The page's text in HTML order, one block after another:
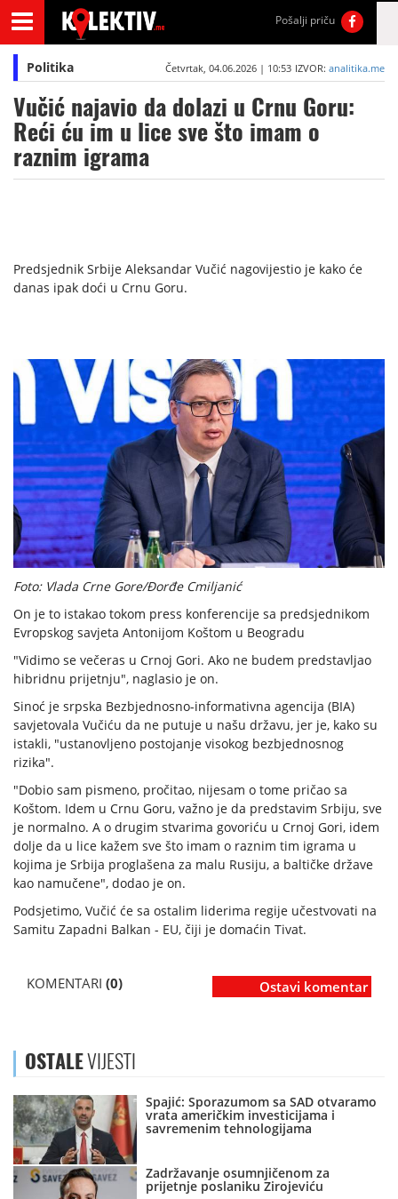
Pošalji priču
Politika Četvrtak, 04.06.2026 | 10:53 IZVOR: analitika.me
Vučić najavio da dolazi u Crnu Goru:
Reći ću im u lice sve što imam o
raznim igrama
Predsjednik Srbije Aleksandar Vučić nagovijestio je kako će
danas ipak doći u Crnu Goru.
Foto: Vlada Crne Gore/Đorđe Cmiljanić
On je to istakao tokom press konferencije sa predsjednikom
Evropskog savjeta Antonijom Koštom u Beogradu
"Vidimo se večeras u Crnoj Gori. Ako ne budem predstavljao
hibridnu prijetnju", naglasio je on.
Sinoć je srpska Bezbjednosno-informativna agencija (BIA)
savjetovala Vučiću da ne putuje u našu državu, jer je, kako su
istakli, "ustanovljeno postojanje visokog bezbjednosnog
rizika".
"Dobio sam pismeno, pročitao, nijesam o tome pričao sa
Koštom. Idem u Crnu Goru, važno je da predstavim Srbiju, sve
je normalno. A o drugim stvarima govoriću u Crnoj Gori, idem
dolje da u lice kažem sve što imam o raznim tim igrama u
kojima je Srbija proglašena za malu Rusiju, a baltičke države
kao namučene", dodao je on.
Podsjetimo, Vučić će sa ostalim liderima regije učestvovati na
Samitu Zapadni Balkan - EU, čiji je domaćin Tivat.
KOMENTARI (0) Ostavi komentar
OSTALEVIJESTI
Spajić: Sporazumom sa SAD otvaramo
vrata američkim investicijama i
savremenim tehnologijama
Zadržavanje osumnjičenom za
prijetnje poslaniku Zirojeviću